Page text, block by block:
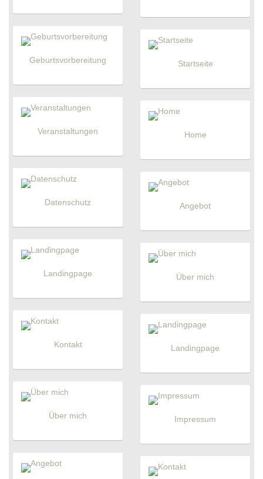
Geburtsvorbereitung
Veranstaltungen
Datenschutz
Landingpage
Kontakt
Über mich
Startseite
Home
Angebot
Über mich
Landingpage
Impressum